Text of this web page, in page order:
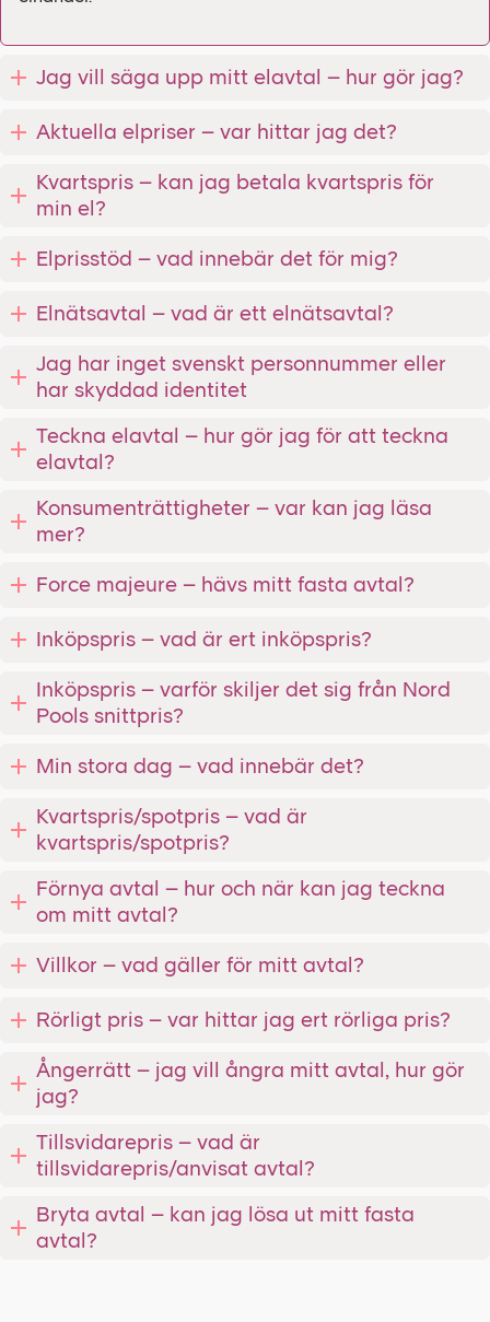
Jag vill säga upp mitt elavtal – hur gör jag?
Aktuella elpriser – var hittar jag det?
Kvartspris – kan jag betala kvartspris för
min el?
Elprisstöd – vad innebär det för mig?
Elnätsavtal – vad är ett elnätsavtal?
Jag har inget svenskt personnummer eller
har skyddad identitet
Teckna elavtal – hur gör jag för att teckna
elavtal?
Konsumenträttigheter – var kan jag läsa
mer?
Force majeure – hävs mitt fasta avtal?
Inköpspris – vad är ert inköpspris?
Inköpspris – varför skiljer det sig från Nord
Pools snittpris?
Min stora dag – vad innebär det?
Kvartspris/spotpris – vad är
kvartspris/spotpris?
Förnya avtal – hur och när kan jag teckna
om mitt avtal?
Villkor – vad gäller för mitt avtal?
Rörligt pris – var hittar jag ert rörliga pris?
Ångerrätt – jag vill ångra mitt avtal, hur gör
jag?
Tillsvidarepris – vad är
tillsvidarepris/anvisat avtal?
Bryta avtal – kan jag lösa ut mitt fasta
avtal?